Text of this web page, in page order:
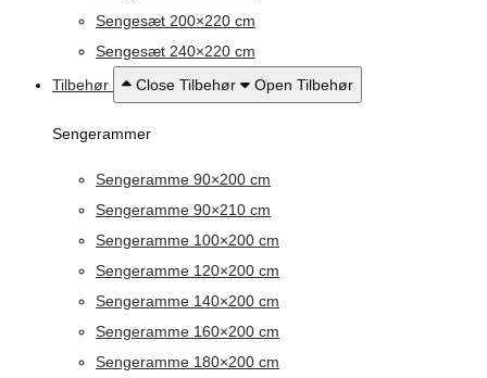
Sengesæt 200×220 cm
Sengesæt 240×220 cm
Tilbehør
Close Tilbehør Open Tilbehør
Sengerammer
Sengeramme 90×200 cm
Sengeramme 90×210 cm
Sengeramme 100×200 cm
Sengeramme 120×200 cm
Sengeramme 140×200 cm
Sengeramme 160×200 cm
Sengeramme 180×200 cm